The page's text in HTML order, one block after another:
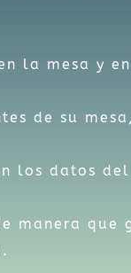
la mesa y
de su
los datos
manera